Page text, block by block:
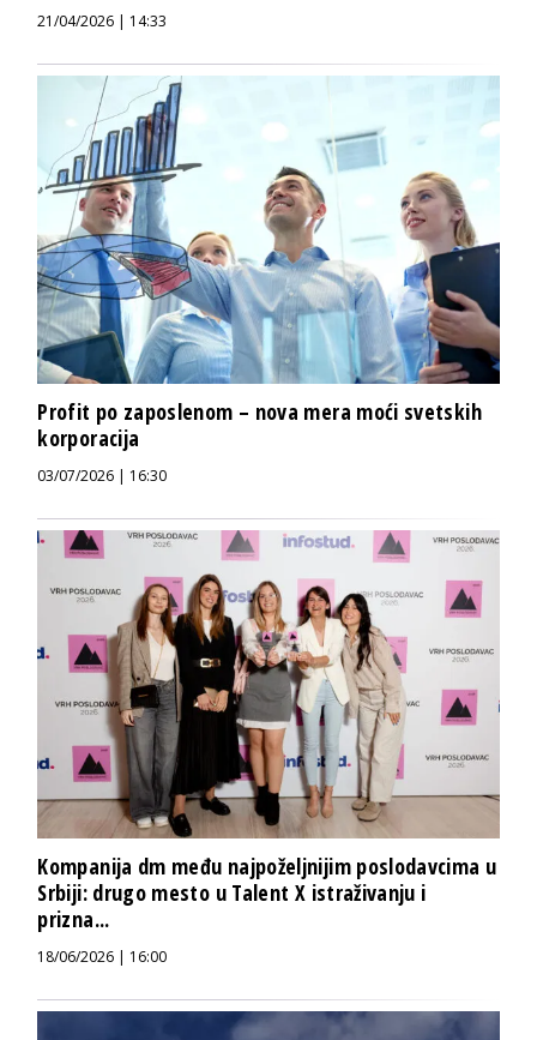
21/04/2026 | 14:33
Profit po zaposlenom – nova mera moći svetskih
korporacija
03/07/2026 | 16:30
Kompanija dm među najpoželjnijim poslodavcima u
Srbiji: drugo mesto u Talent X istraživanju i
prizna...
18/06/2026 | 16:00